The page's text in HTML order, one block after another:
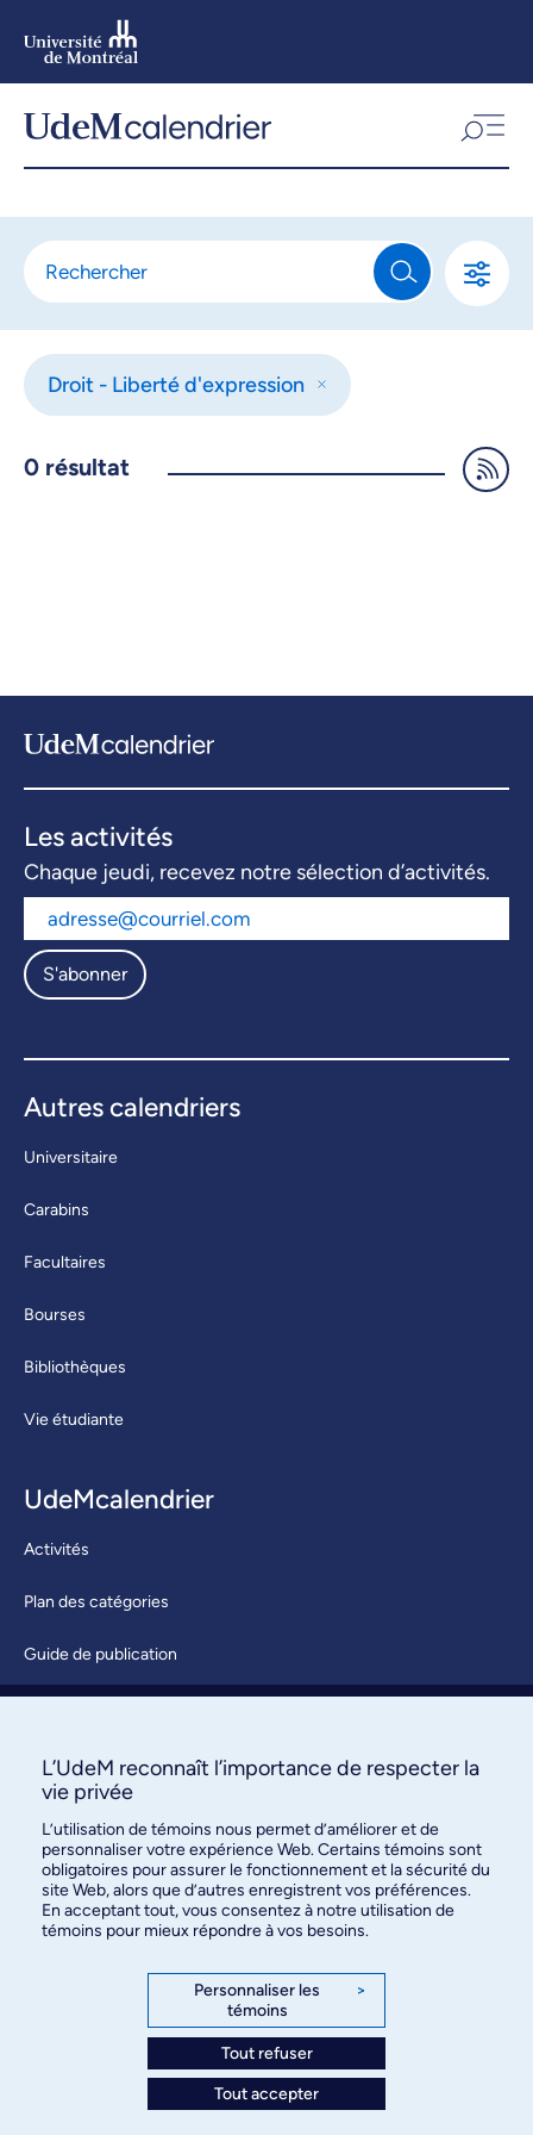
Aller
Droit - Liberté d'expression
0 résultat
Les activités
Chaque jeudi, recevez notre sélection d’activités.
S'abonner
Autres calendriers
Universitaire
Carabins
Facultaires
Bourses
Bibliothèques
Vie étudiante
UdeMcalendrier
Activités
Plan des catégories
Guide de publication
À propos / Nous joindre
des relations publiques
3744, rue Jean-Brillant, bureau 490
Montréal (Québec) H3T 1P1
L’UdeM reconnaît l’importance de respecter la
vie privée
L’utilisation de témoins nous permet d’améliorer et de
personnaliser votre expérience Web. Certains témoins sont
obligatoires pour assurer le fonctionnement et la sécurité du
site Web, alors que d’autres enregistrent vos préférences.
En acceptant tout, vous consentez à notre utilisation de
témoins pour mieux répondre à vos besoins.
Personnaliser les
témoins
>
Tout refuser
Tout accepter